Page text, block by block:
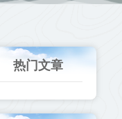
热门文章